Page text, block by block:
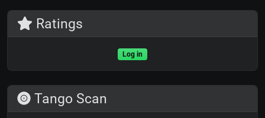
Ratings
Log in
Tango Scan